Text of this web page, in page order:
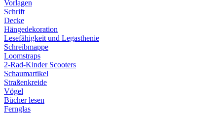
Vorlagen
Schrift
Decke
Hängedekoration
Lesefähigkeit und Legasthenie
Schreibmappe
Loomstraps
2-Rad-Kinder Scooters
Schaumartikel
Straßenkreide
Vögel
Bücher lesen
Fernglas